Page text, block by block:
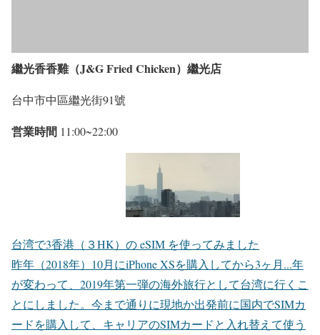
繼光香香雞（J&G Fried Chicken）繼光店
台中市中區繼光街91號
営業時間 11:00~22:00
台湾で3香港（３HK）の eSIM を使ってみました
昨年（2018年）10月にiPhone XSを購入してから3ヶ月...年
が変わって、2019年第一弾の海外旅行として台湾に行くこ
とにしました。今まで通りに現地か出発前に国内でSIMカ
ードを購入して、キャリアのSIMカードと入れ替えて使う